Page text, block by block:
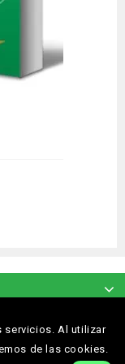
servicios. Al utilizar
de las cookies.